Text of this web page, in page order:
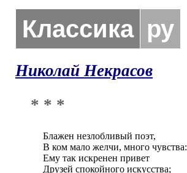
Классика ру
Николай Некрасов
* * *
Блажен незлобливый поэт,
В ком мало желчи, много чувства:
Ему так искренен привет
Друзей спокойного искусства;